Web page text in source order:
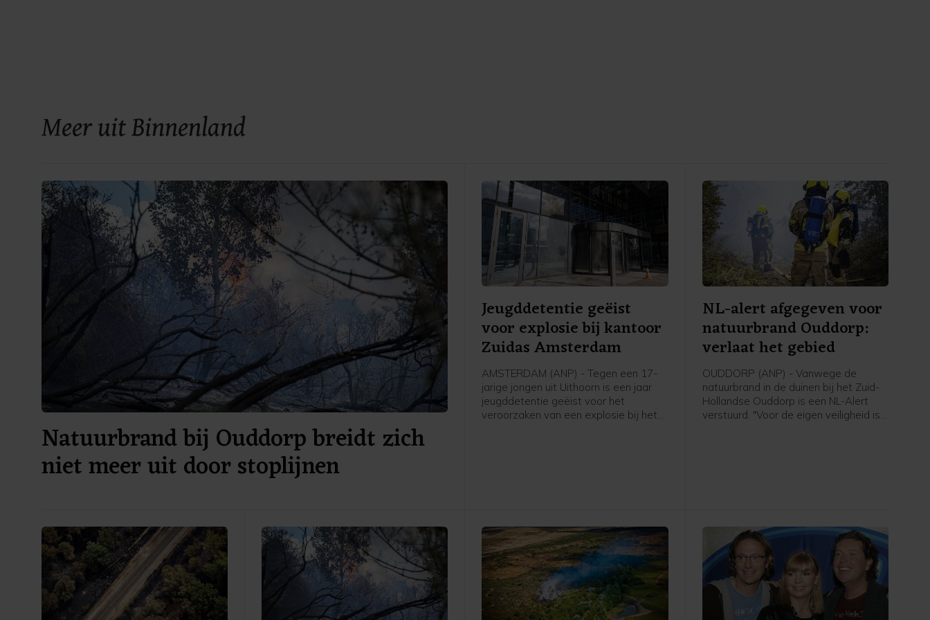
Meer uit Binnenland
Natuurbrand bij Ouddorp breidt zich
niet meer uit door stoplijnen
Jeugddetentie geëist
voor explosie bij kantoor
Zuidas Amsterdam
AMSTERDAM (ANP) - Tegen een 17-
jarige jongen uit Uithoorn is een jaar
jeugddetentie geëist voor het
veroorzaken van een explosie bij het
NL-alert afgegeven voor
natuurbrand Ouddorp:
verlaat het gebied
OUDDORP (ANP) - Vanwege de
natuurbrand in de duinen bij het Zuid-
Hollandse Ouddorp is een NL-Alert
verstuurd. "Voor de eigen veiligheid is